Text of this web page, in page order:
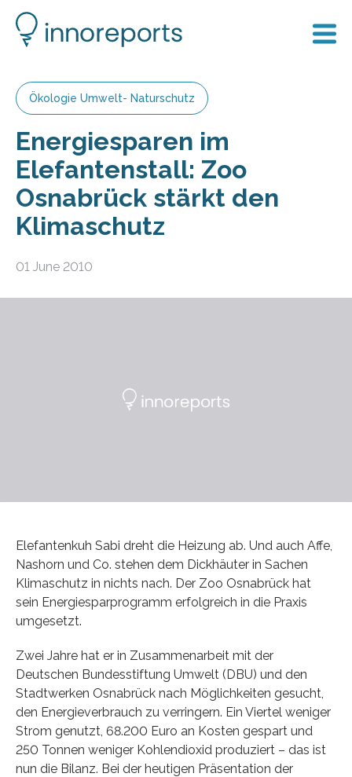
Ökologie Umwelt- Naturschutz
Energiesparen im
Elefantenstall: Zoo
Osnabrück stärkt den
Klimaschutz
01 June 2010
Elefantenkuh Sabi dreht die Heizung ab. Und auch Affe,
Nashorn und Co. stehen dem Dickhäuter in Sachen
Klimaschutz in nichts nach. Der Zoo Osnabrück hat
sein Energiesparprogramm erfolgreich in die Praxis
umgesetzt.
Zwei Jahre hat er in Zusammenarbeit mit der
Deutschen Bundesstiftung Umwelt (DBU) und den
Stadtwerken Osnabrück nach Möglichkeiten gesucht,
den Energieverbrauch zu verringern. Ein Viertel weniger
Strom genutzt, 68.200 Euro an Kosten gespart und
250 Tonnen weniger Kohlendioxid produziert – das ist
nun die Bilanz. Bei der heutigen Präsentation der